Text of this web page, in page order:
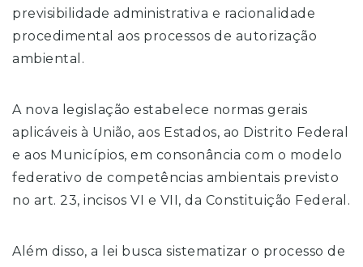
previsibilidade administrativa e racionalidade
procedimental aos processos de autorização
ambiental.
A nova legislação estabelece normas gerais
aplicáveis à União, aos Estados, ao Distrito Federal
e aos Municípios, em consonância com o modelo
federativo de competências ambientais previsto
no art. 23, incisos VI e VII, da Constituição Federal.
Além disso, a lei busca sistematizar o processo de